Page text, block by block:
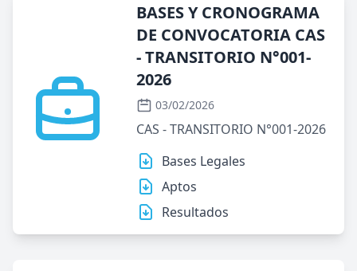
BASES Y CRONOGRAMA
DE CONVOCATORIA CAS
- TRANSITORIO N°001-
2026
03/02/2026
CAS - TRANSITORIO N°001-2026
Bases Legales
Aptos
Resultados